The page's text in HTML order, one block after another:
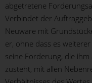
abgetretene
Verbindet der
Neuware mit
er, ohne dass es
seine Forderung, die
zusteht, mit allen